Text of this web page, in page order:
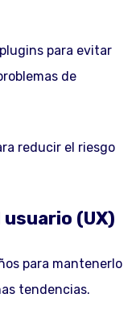
para evitar
de
reducir el riesgo
(UX)
para mantenerlo
tendencias.